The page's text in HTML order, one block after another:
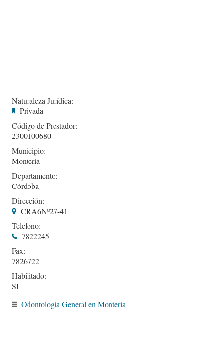
Naturaleza Jurídica:
Privada
Código de Prestador:
2300100680
Municipio:
Montería
Departamento:
Córdoba
Dirección:
CRA6Nº27-41
Telefono:
7822245
Fax:
7826722
Habilitado:
SI
Odontología General en Montería